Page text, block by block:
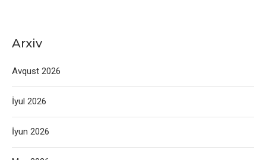
Arxiv
Avqust 2026
İyul 2026
İyun 2026